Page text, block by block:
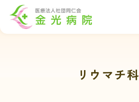
リウマチ科